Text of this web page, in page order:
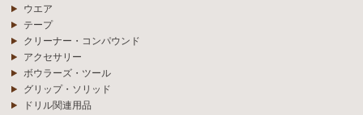
ウエア
テープ
クリーナー・コンパウンド
アクセサリー
ボウラーズ・ツール
グリップ・ソリッド
ドリル関連用品